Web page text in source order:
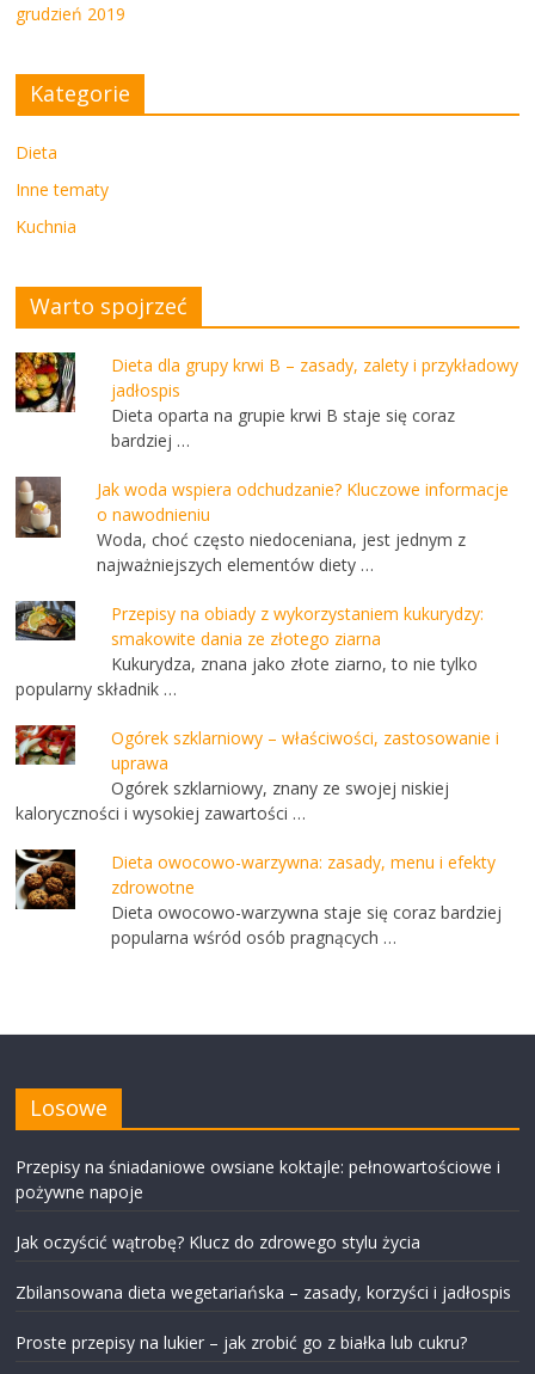
grudzień 2019
Kategorie
Dieta
Inne tematy
Kuchnia
Warto spojrzeć
Dieta dla grupy krwi B – zasady, zalety i przykładowy
jadłospis
Dieta oparta na grupie krwi B staje się coraz
bardziej …
Jak woda wspiera odchudzanie? Kluczowe informacje
o nawodnieniu
Woda, choć często niedoceniana, jest jednym z
najważniejszych elementów diety …
Przepisy na obiady z wykorzystaniem kukurydzy:
smakowite dania ze złotego ziarna
Kukurydza, znana jako złote ziarno, to nie tylko
popularny składnik …
Ogórek szklarniowy – właściwości, zastosowanie i
uprawa
Ogórek szklarniowy, znany ze swojej niskiej
kaloryczności i wysokiej zawartości …
Dieta owocowo-warzywna: zasady, menu i efekty
zdrowotne
Dieta owocowo-warzywna staje się coraz bardziej
popularna wśród osób pragnących …
Losowe
Przepisy na śniadaniowe owsiane koktajle: pełnowartościowe i
pożywne napoje
Jak oczyścić wątrobę? Klucz do zdrowego stylu życia
Zbilansowana dieta wegetariańska – zasady, korzyści i jadłospis
Proste przepisy na lukier – jak zrobić go z białka lub cukru?